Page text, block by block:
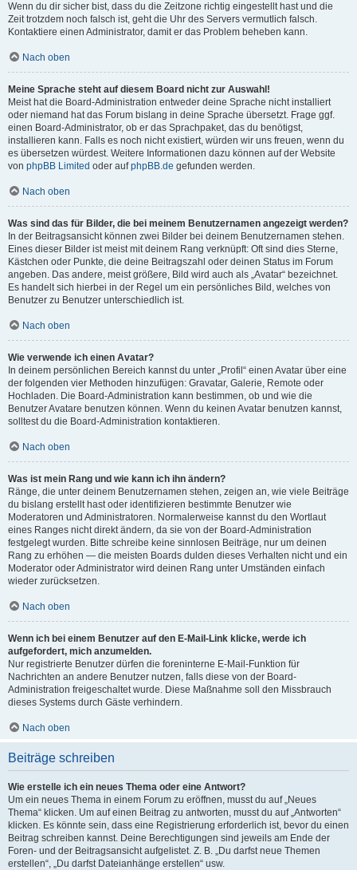
Wenn du dir sicher bist, dass du die Zeitzone richtig eingestellt hast und die
Zeit trotzdem noch falsch ist, geht die Uhr des Servers vermutlich falsch.
Kontaktiere einen Administrator, damit er das Problem beheben kann.
Nach oben
Meine Sprache steht auf diesem Board nicht zur Auswahl!
Meist hat die Board-Administration entweder deine Sprache nicht installiert
oder niemand hat das Forum bislang in deine Sprache übersetzt. Frage ggf.
einen Board-Administrator, ob er das Sprachpaket, das du benötigst,
installieren kann. Falls es noch nicht existiert, würden wir uns freuen, wenn du
es übersetzen würdest. Weitere Informationen dazu können auf der Website
von phpBB Limited oder aufphpBB.de gefunden werden.
Nach oben
Was sind das für Bilder, die bei meinem Benutzernamen angezeigt werden?
In der Beitragsansicht können zwei Bilder bei deinem Benutzernamen stehen.
Eines dieser Bilder ist meist mit deinem Rang verknüpft: Oft sind dies Sterne,
Kästchen oder Punkte, die deine Beitragszahl oder deinen Status im Forum
angeben. Das andere, meist größere, Bild wird auch als „Avatar“ bezeichnet.
Es handelt sich hierbei in der Regel um ein persönliches Bild, welches von
Benutzer zu Benutzer unterschiedlich ist.
Nach oben
Wie verwende ich einen Avatar?
In deinem persönlichen Bereich kannst du unter „Profil“ einen Avatar über eine
der folgenden vier Methoden hinzufügen: Gravatar, Galerie, Remote oder
Hochladen. Die Board-Administration kann bestimmen, ob und wie die
Benutzer Avatare benutzen können. Wenn du keinen Avatar benutzen kannst,
solltest du die Board-Administration kontaktieren.
Nach oben
Was ist mein Rang und wie kann ich ihn ändern?
Ränge, die unter deinem Benutzernamen stehen, zeigen an, wie viele Beiträge
du bislang erstellt hast oder identifizieren bestimmte Benutzer wie
Moderatoren und Administratoren. Normalerweise kannst du den Wortlaut
eines Ranges nicht direkt ändern, da sie von der Board-Administration
festgelegt wurden. Bitte schreibe keine sinnlosen Beiträge, nur um deinen
Rang zu erhöhen — die meisten Boards dulden dieses Verhalten nicht und ein
Moderator oder Administrator wird deinen Rang unter Umständen einfach
wieder zurücksetzen.
Nach oben
Wenn ich bei einem Benutzer auf den E-Mail-Link klicke, werde ich
aufgefordert, mich anzumelden.
Nur registrierte Benutzer dürfen die foreninterne E-Mail-Funktion für
Nachrichten an andere Benutzer nutzen, falls diese von der Board-
Administration freigeschaltet wurde. Diese Maßnahme soll den Missbrauch
dieses Systems durch Gäste verhindern.
Nach oben
Beiträge schreiben
Wie erstelle ich ein neues Thema oder eine Antwort?
Um ein neues Thema in einem Forum zu eröffnen, musst du auf „Neues
Thema“ klicken. Um auf einen Beitrag zu antworten, musst du auf „Antworten“
klicken. Es könnte sein, dass eine Registrierung erforderlich ist, bevor du einen
Beitrag schreiben kannst. Deine Berechtigungen sind jeweils am Ende der
Foren- und der Beitragsansicht aufgelistet. Z. B. „Du darfst neue Themen
erstellen“, „Du darfst Dateianhänge erstellen“ usw.